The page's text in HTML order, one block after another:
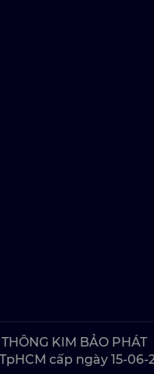
KIM BẢO PHÁT
cấp ngày 15-